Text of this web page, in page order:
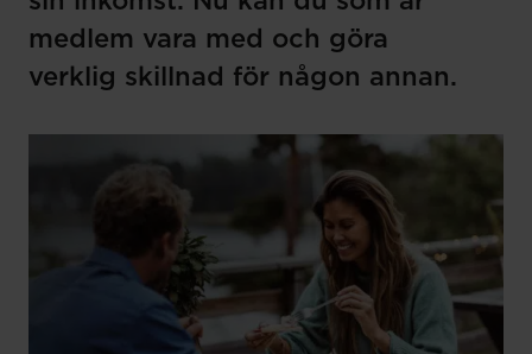
medlem vara med och göra
verklig skillnad för någon annan.